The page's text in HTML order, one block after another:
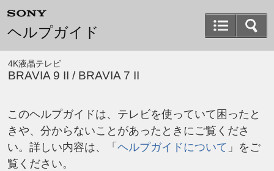
ヘルプガイド
4K液晶テレビ
BRAVIA 9 II / BRAVIA 7 II
このヘルプガイドは、テレビを使っていて困ったと
きや、分からないことがあったときにご覧くださ
い。詳しい内容は、「 ヘルプガイドについて 」をご
覧ください。